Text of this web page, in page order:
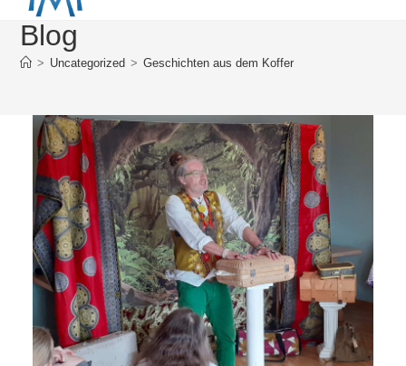
Blog
> Uncategorized > Geschichten aus dem Koffer